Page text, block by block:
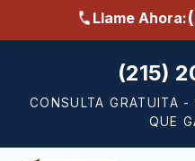
Llame Ahora:
(215)
CONSULTA GRATUITA
QUE